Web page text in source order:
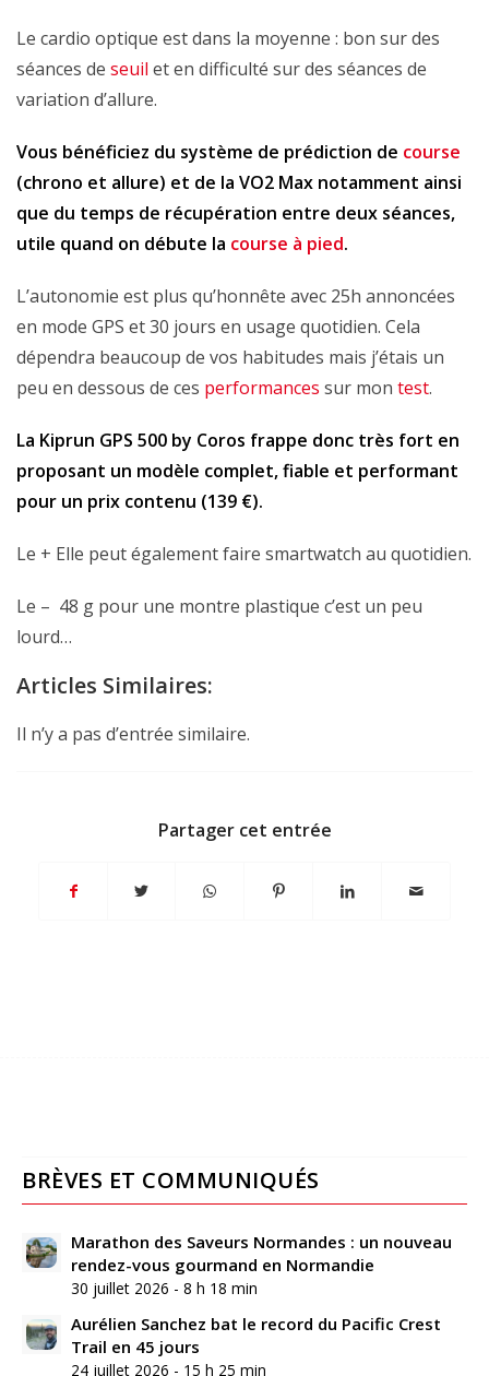
Le cardio optique est dans la moyenne : bon sur des
séances de seuil et en difficulté sur des séances de
variation d’allure.
Vous bénéficiez du système de prédiction de course
(chrono et allure) et de la VO2 Max notamment ainsi
que du temps de récupération entre deux séances,
utile quand on débute la course à pied.
L’autonomie est plus qu’honnête avec 25h annoncées
en mode GPS et 30 jours en usage quotidien. Cela
dépendra beaucoup de vos habitudes mais j’étais un
peu en dessous de ces performances sur mon test.
La Kiprun GPS 500 by Coros frappe donc très fort en
proposant un modèle complet, fiable et performant
pour un prix contenu (139 €).
Le + Elle peut également faire smartwatch au quotidien.
Le – 48 g pour une montre plastique c’est un peu
lourd…
Articles Similaires:
Il n’y a pas d’entrée similaire.
Partager cet entrée
BRÈVES ET COMMUNIQUÉS
Marathon des Saveurs Normandes : un nouveau
rendez-vous gourmand en Normandie
30 juillet 2026 - 8 h 18 min
Aurélien Sanchez bat le record du Pacific Crest
Trail en 45 jours
24 juillet 2026 - 15 h 25 min